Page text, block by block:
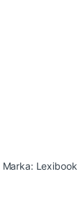
Marka: Lexibook